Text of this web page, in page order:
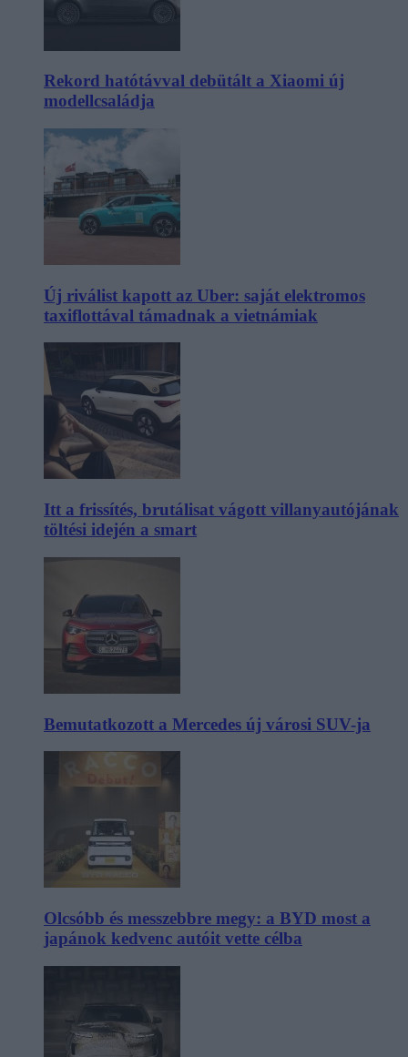
Rekord hatótávval debütált a Xiaomi új
modellcsaládja
Új riválist kapott az Uber: saját elektromos
taxiflottával támadnak a vietnámiak
Itt a frissítés, brutálisat vágott villanyautójának
töltési idején a smart
Bemutatkozott a Mercedes új városi SUV-ja
Olcsóbb és messzebbre megy: a BYD most a
japánok kedvenc autóit vette célba